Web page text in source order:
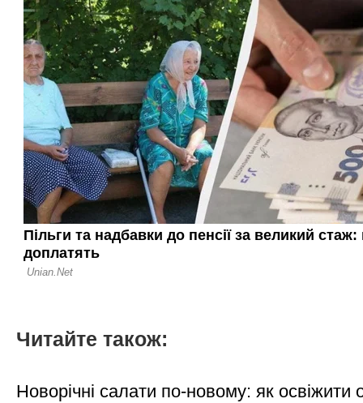
Читайте також:
Новорічні салати по-новому: як освіжити